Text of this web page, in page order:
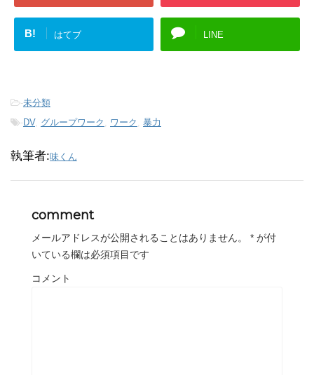
B! はてブ LINE
-未分類
-DV, グループワーク , ワーク , 暴力
執筆者:味くん
comment
メールアドレスが公開されることはありません。 * が付
いている欄は必須項目です
コメント